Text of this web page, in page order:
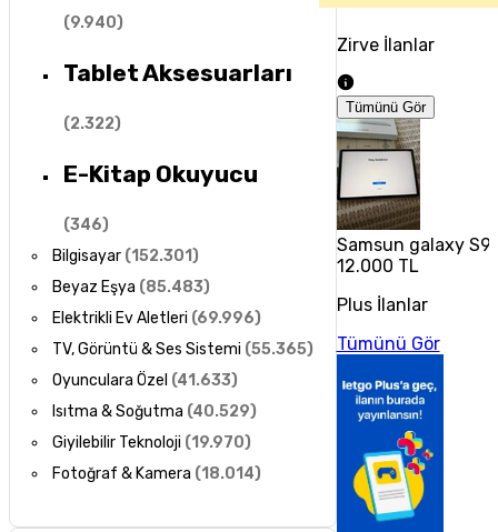
(9.940)
Tablet Aksesuarları
(2.322)
E-Kitap Okuyucu
(346)
Bilgisayar (152.301)
Beyaz Eşya (85.483)
Elektrikli Ev Aletleri (69.996)
TV, Görüntü & Ses Sistemi (55.365)
Oyunculara Özel (41.633)
Isıtma & Soğutma (40.529)
Giyilebilir Teknoloji (19.970)
Fotoğraf & Kamera (18.014)
Zirve İlanlar
Tümünü Gör
Samsun galaxy S9
12.000 TL
Plus İlanlar
Tümünü Gör